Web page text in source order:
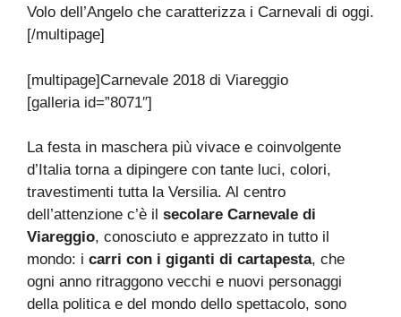
Volo dell’Angelo che caratterizza i Carnevali di oggi.
[/multipage]
[multipage]Carnevale 2018 di Viareggio
[galleria id=”8071″]
La festa in maschera più vivace e coinvolgente
d’Italia torna a dipingere con tante luci, colori,
travestimenti tutta la Versilia. Al centro
dell’attenzione c’è il secolare Carnevale di
Viareggio, conosciuto e apprezzato in tutto il
mondo: i carri con i giganti di cartapesta, che
ogni anno ritraggono vecchi e nuovi personaggi
della politica e del mondo dello spettacolo, sono